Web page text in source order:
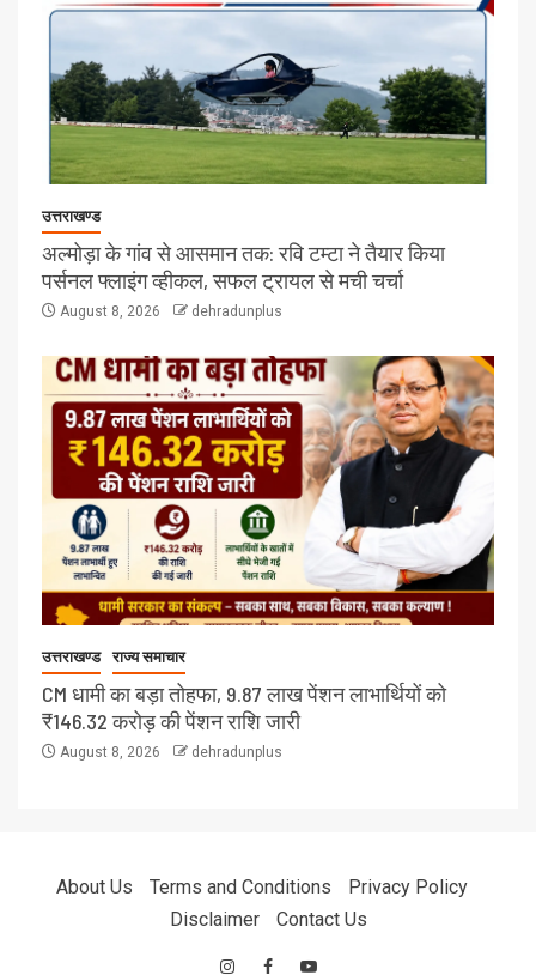
उत्तराखण्ड
अल्मोड़ा के गांव से आसमान तक: रवि टम्टा ने तैयार किया
पर्सनल फ्लाइंग व्हीकल, सफल ट्रायल से मची चर्चा
August 8, 2026 dehradunplus
उत्तराखण्ड राज्य समाचार
CM धामी का बड़ा तोहफा, 9.87 लाख पेंशन लाभार्थियों को
₹146.32 करोड़ की पेंशन राशि जारी
August 8, 2026 dehradunplus
About Us Terms and Conditions
Privacy Policy
Disclaimer
Contact Us